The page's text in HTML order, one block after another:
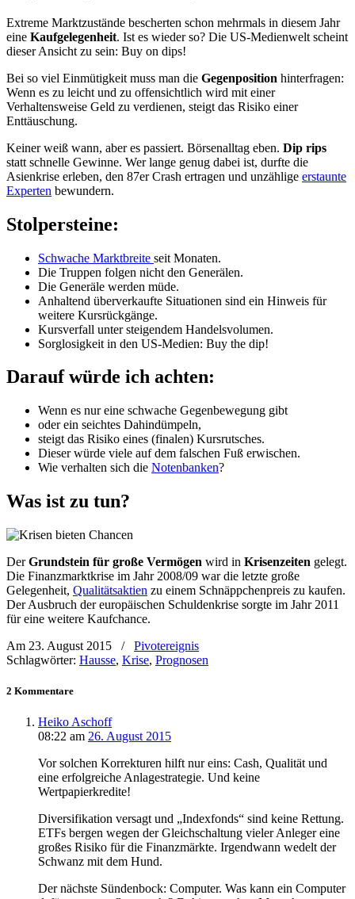
Extreme Marktzustände bescherten schon mehrmals in diesem Jahr
eine Kaufgelegenheit. Ist es wieder so? Die US-Medienwelt scheint
dieser Ansicht zu sein: Buy on dips!
Bei so viel Einmütigkeit muss man die Gegenposition hinterfragen:
Wenn es zu leicht und zu offensichtlich wird mit einer
Verhaltensweise Geld zu verdienen, steigt das Risiko einer
Enttäuschung.
Keiner weiß wann, aber es passiert. Börsenalltag eben. Dip rips
statt schnelle Gewinne. Wer lange genug dabei ist, durfte die
Asienkrise erleben, den 87er Crash ertragen und unzählige erstaunte
Experten bewundern.
Stolpersteine:
Schwache Marktbreite seit Monaten.
Die Truppen folgen nicht den Generälen.
Die Generäle werden müde.
Anhaltend überverkaufte Situationen sind ein Hinweis für
weitere Kursrückgänge.
Kursverfall unter steigendem Handelsvolumen.
Sorglosigkeit in den US-Medien: Buy the dip!
Darauf würde ich achten:
Wenn es nur eine schwache Gegenbewegung gibt
oder ein seichtes Dahindümpeln,
steigt das Risiko eines (finalen) Kursrutsches.
Dieser würde viele auf dem falschen Fuß erwischen.
Wie verhalten sich die Notenbanken?
Was ist zu tun?
DerGrundstein für große Vermögen wird in Krisenzeiten gelegt.
Die Finanzmarktkrise im Jahr 2008/09 war die letzte große
Gelegenheit, Qualitätsaktien zu einem Schnäppchenpreis zu kaufen.
Der Ausbruch der europäischen Schuldenkrise sorgte im Jahr 2011
für eine weitere Kaufchance.
Am 23. August 2015
/
Pivotereignis
Schlagwörter: Hausse, Krise, Prognosen
2 Kommentare
Heiko Aschoff
08:22 am 26. August 2015
Vor solchen Korrekturen hilft nur eins: Cash, Qualität und
eine erfolgreiche Anlagestrategie. Und keine
Wertpapierkredite!
Diversifikation versagt und „Indexfonds“ sind keine Rettung.
ETFs bergen wegen der Gleichschaltung vieler Anleger eine
großes Risiko für die Finanzmärkte. Irgendwann wedelt der
Schwanz mit dem Hund.
Der nächste Sündenbock: Computer. Was kann ein Computer